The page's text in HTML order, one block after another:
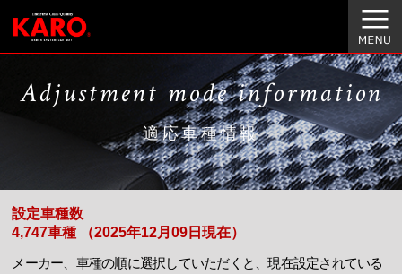
Adjustment mode information
適応車種情報
設定車種数
4,747車種 （2025年12月09日現在）
メーカー、車種の順に選択していただくと、現在設定されている